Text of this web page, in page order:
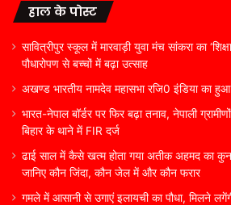
हाल के पोस्ट
सावित्रीपुर स्कूल में मारवाड़ी युवा मंच सांकरा का
पौधारोपण से बच्चों में बढ़ा उत्साह
अखण्ड भारतीय नामदेव महासभा रजि0 इंडिया का हुआ
भारत-नेपाल बॉर्डर पर फिर बढ़ा तनाव, नेपाली
बिहार के थाने में FIR दर्ज
ढाई साल में कैसे खत्म होता गया अतीक अहमद का
जानिए कौन जिंदा, कौन जेल में और कौन फरार
गमले में आसानी से उगाएं इलायची का पौधा, मिलने